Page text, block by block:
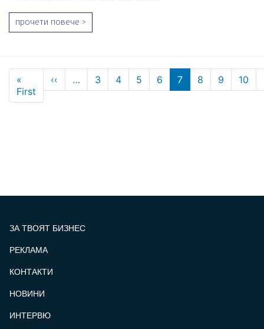
прочети повече >
Pagination
«
First First page
‹‹ Previous page
… 3 4 5 6 7 8 9 10
ЗА ТВОЯТ БИЗНЕС
РЕКЛАМА
КОНТАКТИ
НОВИНИ
ИНТЕРВЮ